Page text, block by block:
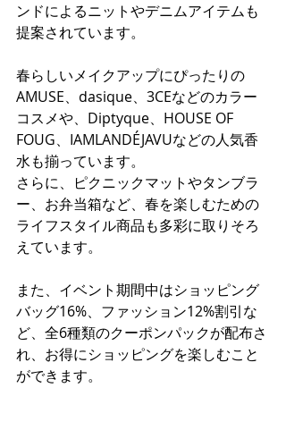
ンドによるニットやデニムアイテムも
提案されています。
春らしいメイクアップにぴったりの
AMUSE、dasique、3CEなどのカラー
コスメや、Diptyque、HOUSE OF
FOUG、IAMLANDÉJAVUなどの人気香
水も揃っています。
さらに、ピクニックマットやタンブラ
ー、お弁当箱など、春を楽しむための
ライフスタイル商品も多彩に取りそろ
えています。
また、イベント期間中はショッピング
バッグ16%、ファッション12%割引な
ど、全6種類のクーポンパックが配布さ
れ、お得にショッピングを楽しむこと
ができます。